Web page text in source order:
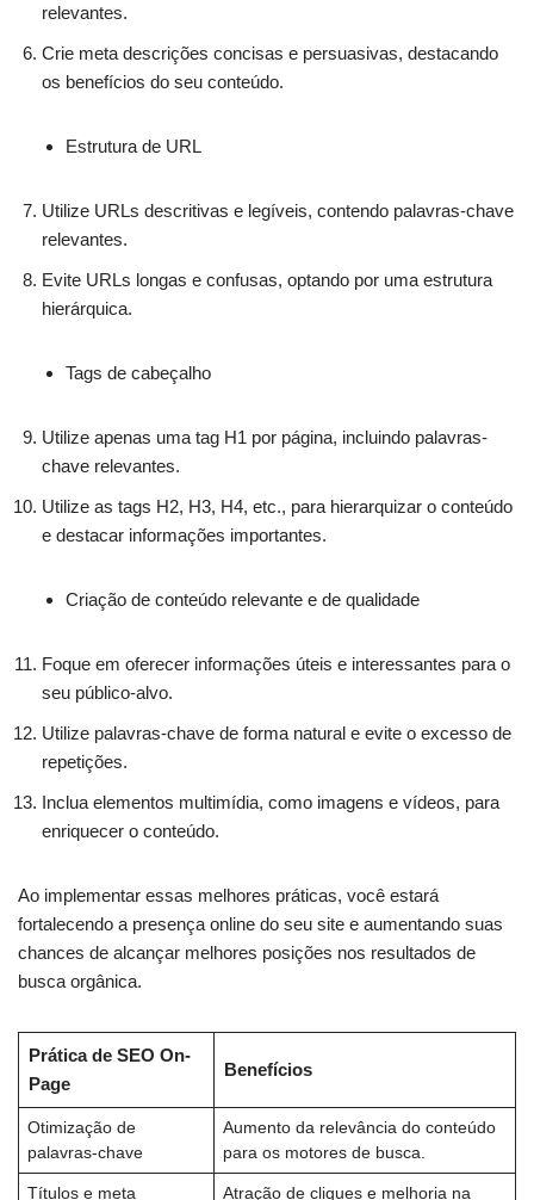
relevantes.
Crie meta descrições concisas e persuasivas, destacando
os benefícios do seu conteúdo.
Estrutura de URL
Utilize URLs descritivas e legíveis, contendo palavras-chave
relevantes.
Evite URLs longas e confusas, optando por uma estrutura
hierárquica.
Tags de cabeçalho
Utilize apenas uma tag H1 por página, incluindo palavras-
chave relevantes.
Utilize as tags H2, H3, H4, etc., para hierarquizar o conteúdo
e destacar informações importantes.
Criação de conteúdo relevante e de qualidade
Foque em oferecer informações úteis e interessantes para o
seu público-alvo.
Utilize palavras-chave de forma natural e evite o excesso de
repetições.
Inclua elementos multimídia, como imagens e vídeos, para
enriquecer o conteúdo.
Ao implementar essas melhores práticas, você estará
fortalecendo a presença online do seu site e aumentando suas
chances de alcançar melhores posições nos resultados de
busca orgânica.
Prática de SEO On-
Page
Benefícios
Otimização de
palavras-chave
Aumento da relevância do conteúdo
para os motores de busca.
Títulos e meta Atração de cliques e melhoria na